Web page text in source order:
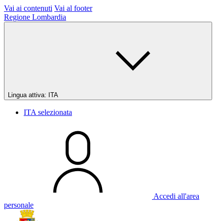
Vai ai contenuti Vai al footer
Regione Lombardia
Lingua attiva: ITA
ITA selezionata
Accedi all'area
personale